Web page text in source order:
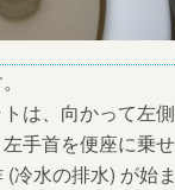
は、向かって左
手首を便座に乗せ
冷水の排水) が始ま